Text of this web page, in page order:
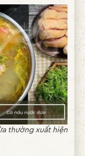
thường xuất hiện